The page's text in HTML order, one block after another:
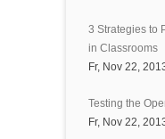
3 Strategies to
in Classrooms
Fr, Nov 22,
Testing the
Fr, Nov 22,